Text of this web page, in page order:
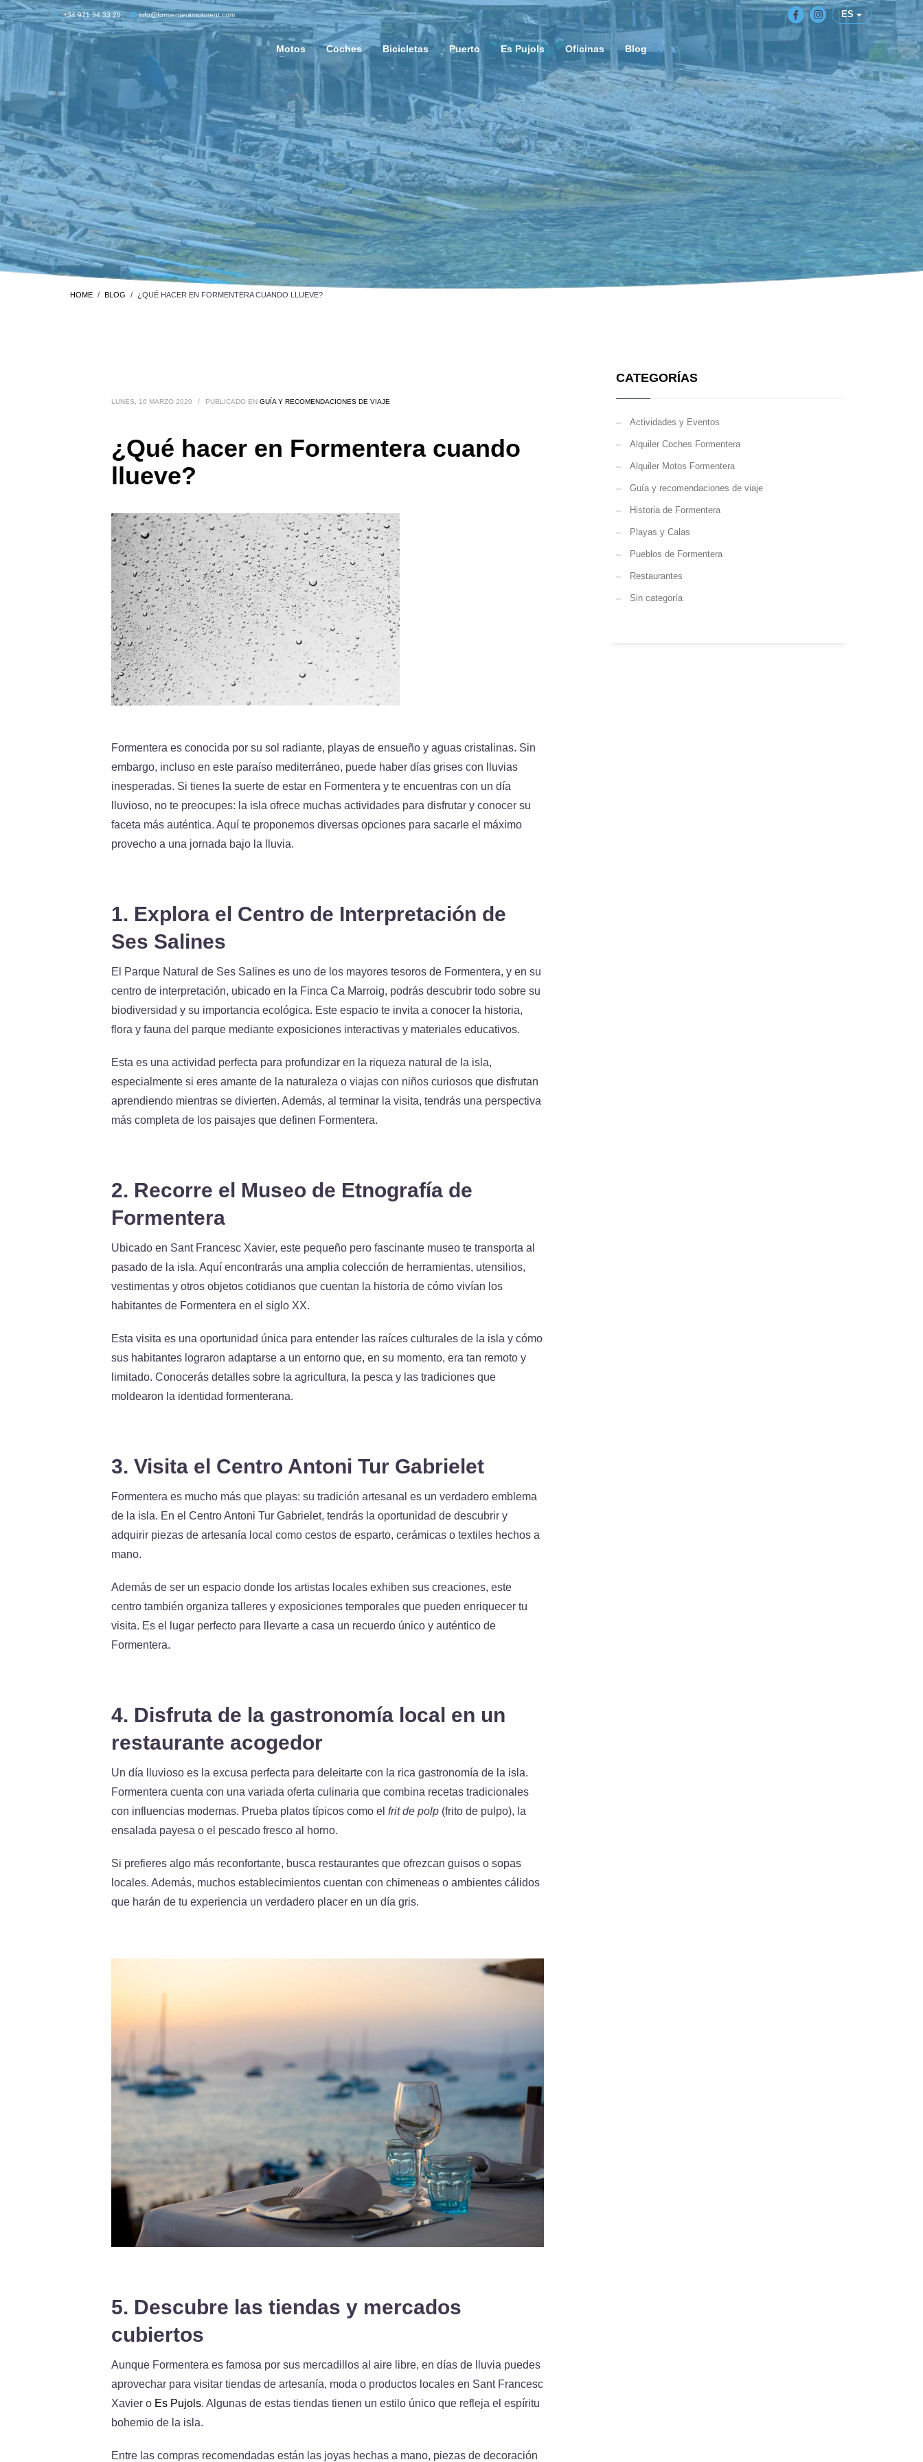
+34 971 34 33 20 info@formenteramotorent.com ES
Motos Coches Bicicletas Puerto Es Pujols Oficinas Blog
HOME BLOG ¿QUÉ HACER EN FORMENTERA CUANDO LLUEVE?
LUNES, 16 MARZO 2020 / PUBLICADO EN GUÍA Y RECOMENDACIONES DE VIAJE
¿Qué hacer en Formentera cuando
llueve?
Formentera es conocida por su sol radiante, playas de ensueño y aguas cristalinas. Sin
embargo, incluso en este paraíso mediterráneo, puede haber días grises con lluvias
inesperadas. Si tienes la suerte de estar en Formentera y te encuentras con un día
lluvioso, no te preocupes: la isla ofrece muchas actividades para disfrutar y conocer su
faceta más auténtica. Aquí te proponemos diversas opciones para sacarle el máximo
provecho a una jornada bajo la lluvia.
1. Explora el Centro de Interpretación de
Ses Salines
El Parque Natural de Ses Salines es uno de los mayores tesoros de Formentera, y en su
centro de interpretación, ubicado en la Finca Ca Marroig, podrás descubrir todo sobre su
biodiversidad y su importancia ecológica. Este espacio te invita a conocer la historia,
flora y fauna del parque mediante exposiciones interactivas y materiales educativos.
Esta es una actividad perfecta para profundizar en la riqueza natural de la isla,
especialmente si eres amante de la naturaleza o viajas con niños curiosos que disfrutan
aprendiendo mientras se divierten. Además, al terminar la visita, tendrás una perspectiva
más completa de los paisajes que definen Formentera.
2. Recorre el Museo de Etnografía de
Formentera
Ubicado en Sant Francesc Xavier, este pequeño pero fascinante museo te transporta al
pasado de la isla. Aquí encontrarás una amplia colección de herramientas, utensilios,
vestimentas y otros objetos cotidianos que cuentan la historia de cómo vivían los
habitantes de Formentera en el siglo XX.
Esta visita es una oportunidad única para entender las raíces culturales de la isla y cómo
sus habitantes lograron adaptarse a un entorno que, en su momento, era tan remoto y
limitado. Conocerás detalles sobre la agricultura, la pesca y las tradiciones que
moldearon la identidad formenterana.
3. Visita el Centro Antoni Tur Gabrielet
Formentera es mucho más que playas: su tradición artesanal es un verdadero emblema
de la isla. En el Centro Antoni Tur Gabrielet, tendrás la oportunidad de descubrir y
adquirir piezas de artesanía local como cestos de esparto, cerámicas o textiles hechos a
mano.
Además de ser un espacio donde los artistas locales exhiben sus creaciones, este
centro también organiza talleres y exposiciones temporales que pueden enriquecer tu
visita. Es el lugar perfecto para llevarte a casa un recuerdo único y auténtico de
Formentera.
4. Disfruta de la gastronomía local en un
restaurante acogedor
Un día lluvioso es la excusa perfecta para deleitarte con la rica gastronomía de la isla.
Formentera cuenta con una variada oferta culinaria que combina recetas tradicionales
con influencias modernas. Prueba platos típicos como el frit de polp (frito de pulpo), la
ensalada payesa o el pescado fresco al horno.
Si prefieres algo más reconfortante, busca restaurantes que ofrezcan guisos o sopas
locales. Además, muchos establecimientos cuentan con chimeneas o ambientes cálidos
que harán de tu experiencia un verdadero placer en un día gris.
5. Descubre las tiendas y mercados
cubiertos
Aunque Formentera es famosa por sus mercadillos al aire libre, en días de lluvia puedes
aprovechar para visitar tiendas de artesanía, moda o productos locales en Sant Francesc
Xavier o Es Pujols. Algunas de estas tiendas tienen un estilo único que refleja el espíritu
bohemio de la isla.
Entre las compras recomendadas están las joyas hechas a mano, piezas de decoración
CATEGORÍAS
Actividades y Eventos
Alquiler Coches Formentera
Alquiler Motos Formentera
Guía y recomendaciones de viaje
Historia de Formentera
Playas y Calas
Pueblos de Formentera
Restaurantes
Sin categoría